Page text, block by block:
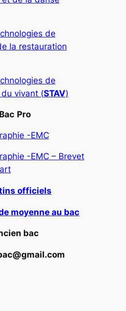
de
la restauration
de
du vivant (STAV)
Bac Pro
-EMC
-EMC – Brevet
officiels
moyenne au bac
bac